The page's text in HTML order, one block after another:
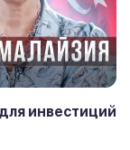
инвестиций